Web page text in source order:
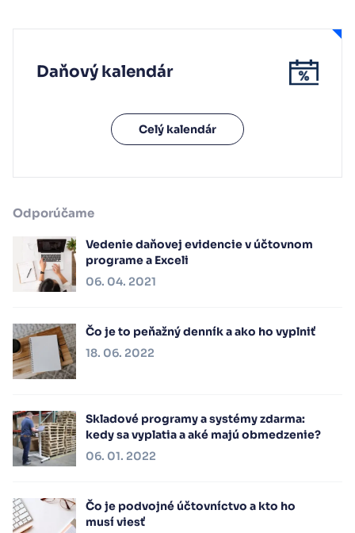
Daňový kalendár
Celý kalendár
Odporúčame
Vedenie daňovej evidencie v účtovnom
programe a Exceli
06. 04. 2021
Čo je to peňažný denník a ako ho vyplniť
18. 06. 2022
Skladové programy a systémy zdarma:
kedy sa vyplatia a aké majú obmedzenie?
06. 01. 2022
Čo je podvojné účtovníctvo a kto ho
musí viesť